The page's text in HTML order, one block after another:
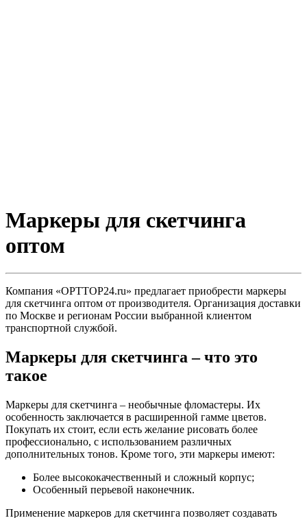
Маркеры для скетчинга
оптом
Компания «OPTTOP24.ru» предлагает приобрести маркеры
для скетчинга оптом от производителя. Организация доставки
по Москве и регионам России выбранной клиентом
транспортной службой.
Маркеры для скетчинга – что это
такое
Маркеры для скетчинга – необычные фломастеры. Их
особенность заключается в расширенной гамме цветов.
Покупать их стоит, если есть желание рисовать более
профессионально, с использованием различных
дополнительных тонов. Кроме того, эти маркеры имеют:
Более высококачественный и сложный корпус;
Особенный перьевой наконечник.
Применение маркеров для скетчинга позволяет создавать